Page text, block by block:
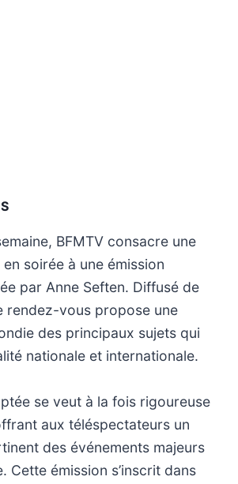
BFMTV consacre une
soirée à une émission
par Anne Seften. Diffusé de
rendez-vous propose une
des principaux sujets qui
nationale et internationale.
se veut à la fois rigoureuse
aux téléspectateurs un
des événements majeurs
Cette émission s’inscrit dans